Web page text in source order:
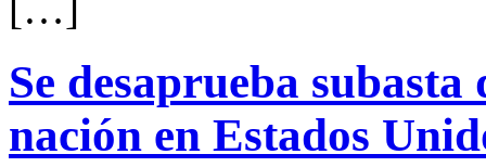
[…]
Se desaprueba
nación en Estados